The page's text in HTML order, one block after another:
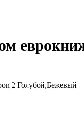
2 Голубой,Бежевый